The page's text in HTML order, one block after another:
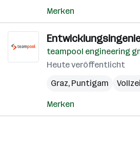
Merken
teampool engineering
Heute veröffentlicht
Graz, Puntigam
Merken